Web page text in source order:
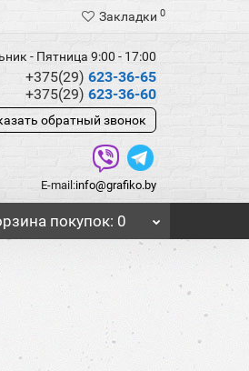
Закладки 0
- Пятница 9:00 - 17:00
+375(29) 623-36-65
+375(29) 623-36-60
обратный звонок
E-mail:info@grafiko.by
покупок: 0